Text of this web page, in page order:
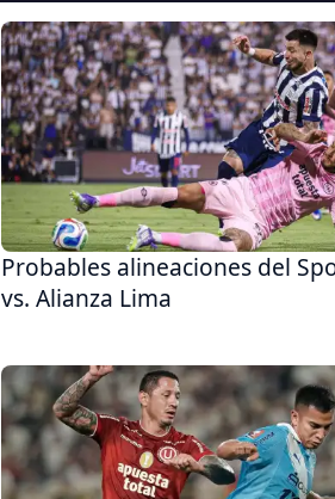
Probables alineaciones del
vs. Alianza Lima